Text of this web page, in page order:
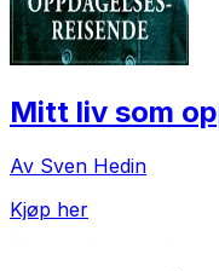
Mitt liv som
Av Sven Hedin
Kjøp her